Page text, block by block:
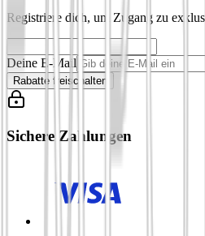
Registriere dich, um Zugang zu
Deine E-Mail
Rabatte freischalten
Sichere Zahlungen